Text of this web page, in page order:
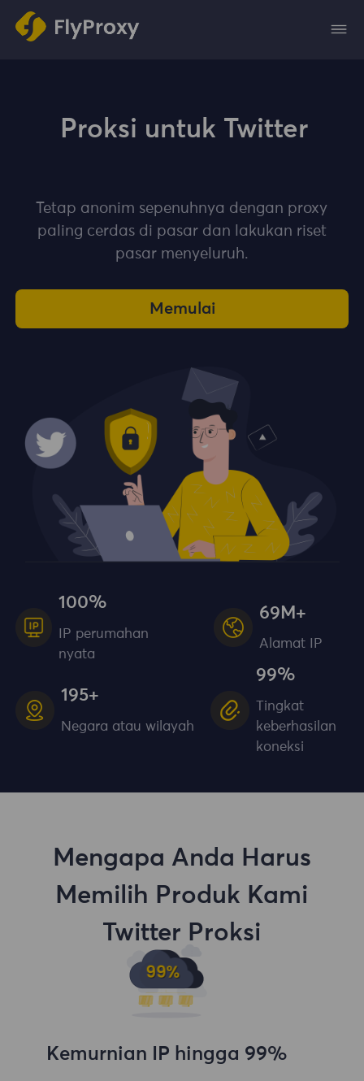
Proksi untuk Twitter
Tetap anonim sepenuhnya dengan proxy
paling cerdas di pasar dan lakukan riset
pasar menyeluruh.
Memulai
100%
IP perumahan
nyata
69M+
Alamat IP
195+
Negara atau wilayah
99%
Tingkat
keberhasilan
koneksi
Mengapa Anda Harus
Memilih Produk Kami
Twitter Proksi
Kemurnian IP hingga 99%